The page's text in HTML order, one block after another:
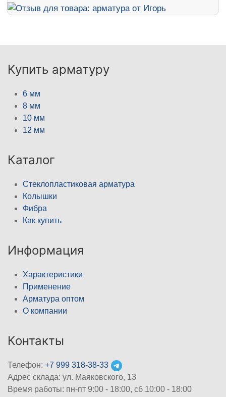
Купить арматуру
6 мм
8 мм
10 мм
12 мм
Каталог
Стеклопластиковая арматура
Колышки
Фибра
Как купить
Информация
Характеристики
Применение
Арматура оптом
О компании
Контакты
Телефон: +7 999 318-38-33
Адрес склада: ул. Маяковского, 13
Время работы: пн-пт 9:00 - 18:00, сб 10:00 - 18:00